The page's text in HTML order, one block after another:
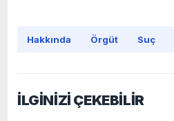
Hakkında Örgüt Suç
İLGİNİZİ ÇEKEBİLİR